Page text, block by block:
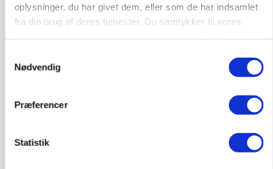
oplysninger, du har givet dem, eller som de har indsamlet
fra din brug af deres tjenester. Du samtykker til vores
Nødvendig
Præferencer
Statistik